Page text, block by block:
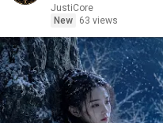
JustiCore
New
63 views